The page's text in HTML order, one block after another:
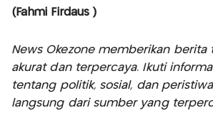
(Fahmi Firdaus )
News Okezone memberikan berita
akurat dan terpercaya. Ikuti
tentang politik, sosial, dan
langsung dari sumber yang